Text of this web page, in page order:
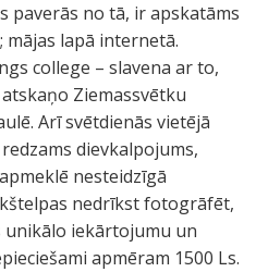
paverās no tā, ir apskatāms
mājas lapā internetā.
college – slavena ar to,
Ziemassvētku
Arī svētdienās vietējā
dievkalpojums,
nesteidzīgā
nedrīkst fotogrāfēt,
unikālo iekārtojumu un
apmēram 1500 Ls.